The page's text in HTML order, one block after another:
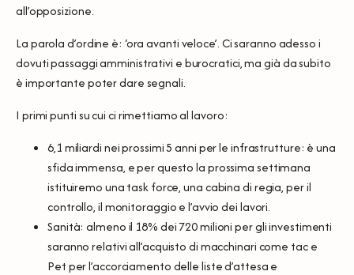
all’opposizione.
La parola d’ordine è: ‘ora avanti veloce’. Ci saranno adesso i
dovuti passaggi amministrativi e burocratici, ma già da subito
è importante poter dare segnali.
I primi punti su cui ci rimettiamo al lavoro:
6,1 miliardi nei prossimi 5 anni per le infrastrutture: è una
sfida immensa, e per questo la prossima settimana
istituiremo una task force, una cabina di regia, per il
controllo, il monitoraggio e l’avvio dei lavori.
Sanità: almeno il 18% dei 720 milioni per gli investimenti
saranno relativi all’acquisto di macchinari come tac e
Pet per l’accorciamento delle liste d’attesa e